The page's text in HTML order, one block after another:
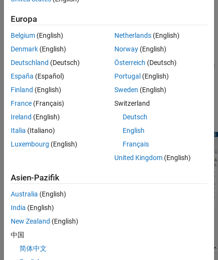
Partitionen können Sie Teile des Modells abtrennen, die Sie im
Der Schedule Editor ist ein Planungswerkzeug, das die als
Partitionen bezeichneten Komponenten im Modell, die
Datenverbindungen zwischen ihnen und die Reihenfolge dieser
Partitionen darstellt. Der Schedule Editor kann nur für bestehende
Komponenten, wie atomare Subsysteme, Exportfunktionen und
Modellblöcke, verwendet werden. Der Schedule Editor ist ein
interaktives Werkzeug, mit dem Sie den Ablaufplan der
Modellkomponenten auf einfache Weise anzeigen und bearbeiten
können
Europa
Belgium (English)
Denmark (English)
Deutschland (Deutsch)
España (Español)
Finland (English)
France (Français)
Ireland (English)
Italia (Italiano)
Luxembourg (English)
Netherlands(English)
Norway(English)
Österreich (Deutsch)
Portugal (English)
Sweden (English)
Switzerland
Deutsch
English
Français
United Kingdom(English)
Asien-Pazifik
Australia (English)
India (English)
New Zealand (English)
中国
简体中文